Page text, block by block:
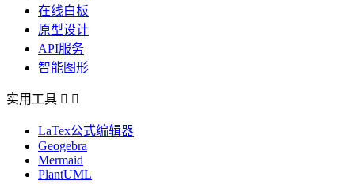
在线白板
原型设计
API服务
智能图形
实用工具  
LaTex公式编辑器
Geogebra
Mermaid
PlantUML